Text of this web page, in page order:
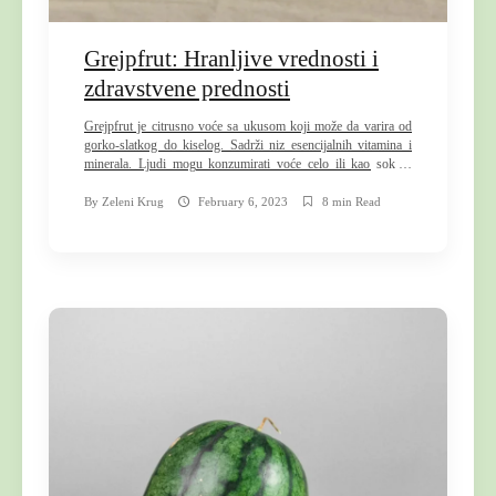
Grejpfrut: Hranljive vrednosti i
zdravstvene prednosti
Grejpfrut je citrusno voće sa ukusom koji može da varira od
gorko-slatkog do kiselog. Sadrži niz esencijalnih vitamina i
minerala. Ljudi mogu konzumirati voće celo ili kao sok ili
ukrštanja pomela i pomorandže. Ljudi su ga zvali “grejpfrut”
By Zeleni Krug February 6, 2023 8 min Read